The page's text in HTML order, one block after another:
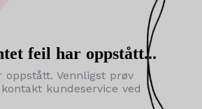
feil har oppstått...
Vennligst prøv
kundeservice ved